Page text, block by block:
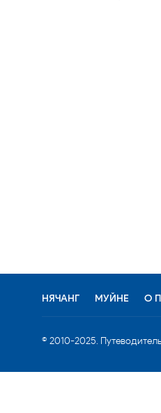
НЯЧАНГ МУЙНЕ О
© 2010-2025.